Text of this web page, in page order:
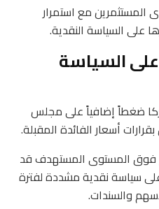
المستثمرين مع استمرار
على السياسة النقدية.
السياسة
ضغطاً إضافياً على مجلس
أسعار الفائدة المقبلة.
فوق المستوى المستهدف قد
على سياسة نقدية مشددة لفترة
والسندات.